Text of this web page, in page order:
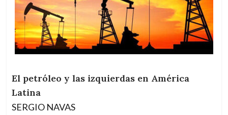
El petróleo y las izquierdas en América
Latina
SERGIO NAVAS